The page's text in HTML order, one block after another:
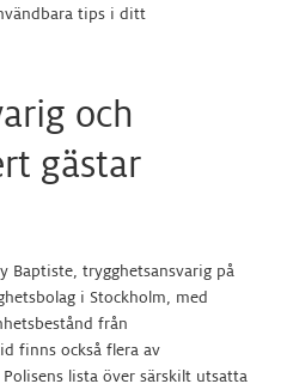
tips i ditt
och
gästar
Baptiste, trygghetsansvarig på
i Stockholm, med
från
finns också flera av
lista över särskilt utsatta